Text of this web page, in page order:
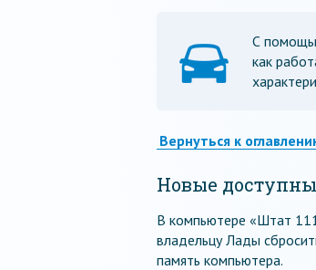
С
как
Вернуться к
Новые
В компьютере «Штат
владельцу Лады
память компьютера.